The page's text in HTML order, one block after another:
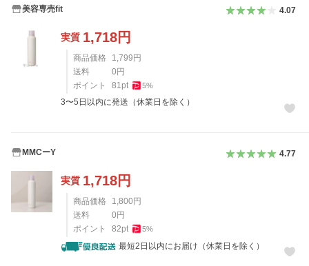
美容専売fit 4.07
実質 1,718円
商品価格 1,799 円
送料
0 円
ポイント
81pt 5%
3〜5日以内に発送（休業日を除く）
MMCーY 4.77
実質 1,718円
商品価格 1,800 円
送料
0 円
ポイント
82pt 5%
最短2日以内にお届け（休業日を除く）